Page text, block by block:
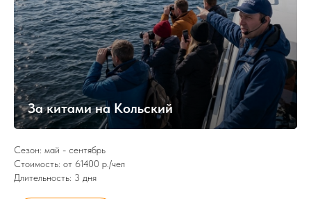
За китами на Кольский
Сезон: май - сентябрь
Стоимость: от 61400 р./чел
Длительность: 3 дня